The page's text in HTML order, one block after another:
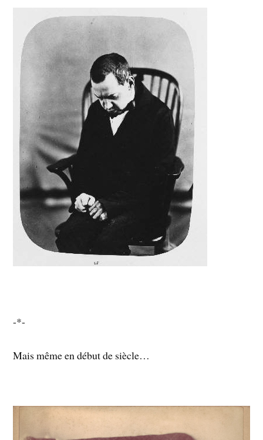
-*-
Mais même en début de siècle…